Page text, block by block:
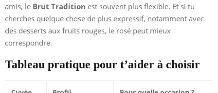
amis, le Brut Tradition est souvent plus flexible. Et si tu
cherches quelque chose de plus expressif, notamment avec
des desserts aux fruits rouges, le rosé peut mieux
correspondre.
Tableau pratique pour t’aider à choisir